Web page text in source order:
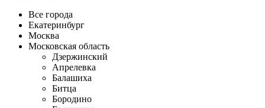
Все города
Екатеринбург
Москва
Московская область
Дзержинский
Апрелевка
Балашиха
Битца
Бородино